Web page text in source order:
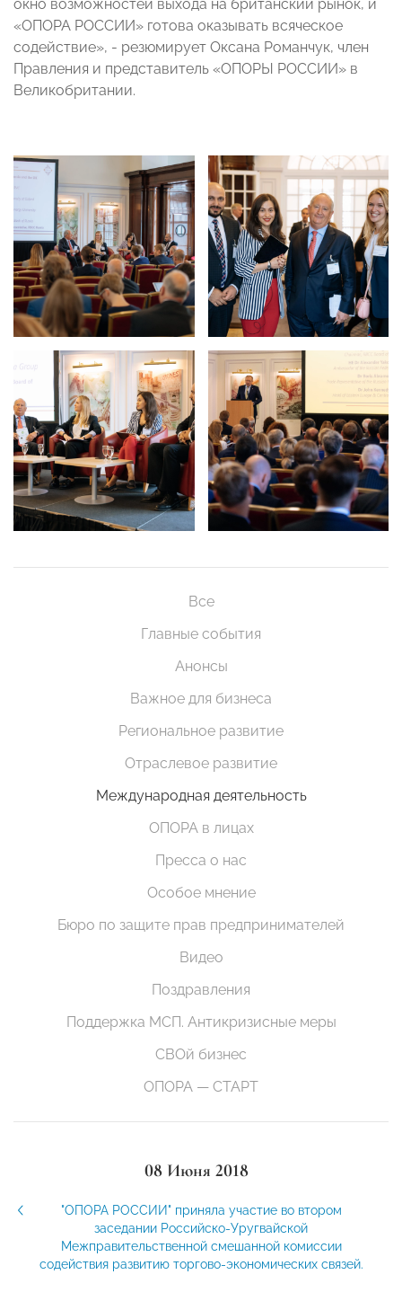
окно возможностей выхода на британский рынок, и
«ОПОРА РОССИИ» готова оказывать всяческое
содействие», - резюмирует Оксана Романчук, член
Правления и представитель «ОПОРЫ РОССИИ» в
Великобритании.
Все
Главные события
Анонсы
Важное для бизнеса
Региональное развитие
Отраслевое развитие
Международная деятельность
ОПОРА в лицах
Пресса о нас
Особое мнение
Бюро по защите прав предпринимателей
Видео
Поздравления
Поддержка МСП. Антикризисные меры
СВОй бизнес
ОПОРА — СТАРТ
08 Июня 2018
"ОПОРА РОССИИ" приняла участие во втором
заседании Российско-Уругвайской
Межправительственной смешанной комиссии
содействия развитию торгово-экономических связей.